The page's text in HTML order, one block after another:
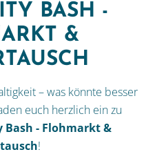
BASH -
&
– was könnte besser
euch herzlich ein zu
Bash - Flohmarkt &
!